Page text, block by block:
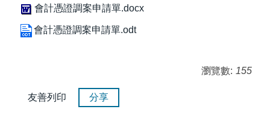
會計憑證調案申請單.docx
會計憑證調案申請單.odt
瀏覽數: 155
友善列印 分享